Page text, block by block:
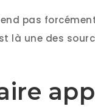
pas
là une des